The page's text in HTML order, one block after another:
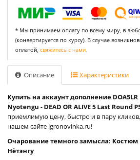
* Мы принимаем оплату по всему миру, в
(конвертируется по курсу). В случае
оплатой, свяжитесь с нами.
Описание Характеристики
Купить на аккаунт дополнение
Nyotengu - DEAD OR ALIVE 5 Last Round
приемлимую цену, быстро и в пару
нашем сайте igronovinka.ru!
Очарование темного замысла: Костюм
Нётэнгу